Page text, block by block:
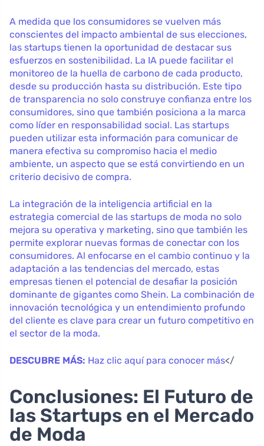
A medida que los consumidores se vuelven más
conscientes del impacto ambiental de sus elecciones,
las startups tienen la oportunidad de destacar sus
esfuerzos en sostenibilidad. La IA puede facilitar el
monitoreo de la huella de carbono de cada producto,
desde su producción hasta su distribución. Este tipo
de transparencia no solo construye confianza entre los
consumidores, sino que también posiciona a la marca
como líder en responsabilidad social. Las startups
pueden utilizar esta información para comunicar de
manera efectiva su compromiso hacia el medio
ambiente, un aspecto que se está convirtiendo en un
criterio decisivo de compra.
La integración de la inteligencia artificial en la
estrategia comercial de las startups de moda no solo
mejora su operativa y marketing, sino que también les
permite explorar nuevas formas de conectar con los
consumidores. Al enfocarse en el cambio continuo y la
adaptación a las tendencias del mercado, estas
empresas tienen el potencial de desafiar la posición
dominante de gigantes como Shein. La combinación de
innovación tecnológica y un entendimiento profundo
del cliente es clave para crear un futuro competitivo en
el sector de la moda.
DESCUBRE MÁS: Haz clic aquí para conocer más</
Conclusiones: El Futuro de
las Startups en el Mercado
de Moda